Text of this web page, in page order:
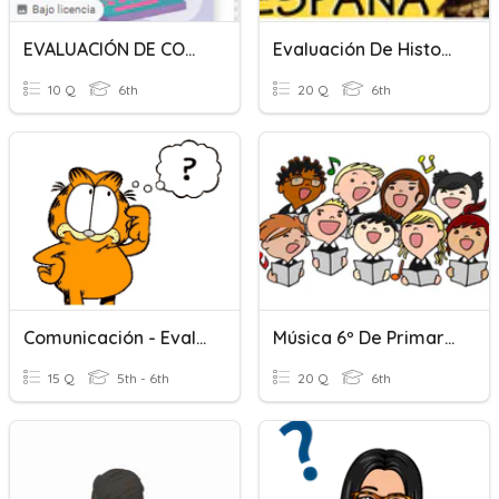
EVALUACIÓN DE COMPUTACIÓN 6TO.
10 Q 6th
Evaluación De Historia
20 Q 6th
Comunicación - Evaluación Diagnóstica
15 Q 5th - 6th
Música 6º De Primaria Primera Evaluación
20 Q 6th